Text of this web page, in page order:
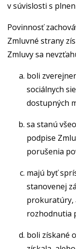
v súvislosti s
Povinnosť
Zmluvné strany
Zmluvy sa
boli
sociálnych
dostupných
sa stanú
podpise
porušenia
majú byť
stanovenej
prokuratúry,
rozhodnutia
boli získané